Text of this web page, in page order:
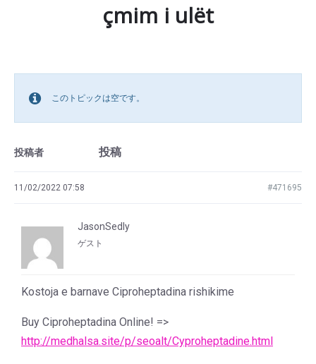
çmim i ulët
このトピックは空です。
投稿者 投稿
11/02/2022 07:58 #471695
JasonSedly
ゲスト
Kostoja e barnave Ciproheptadina rishikime
Buy Ciproheptadina Online! =>
http://medhalsa.site/p/seoalt/Cyproheptadine.html